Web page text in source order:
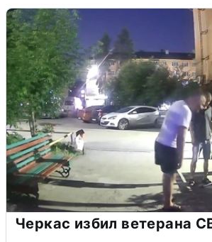
Черкас избил ветерана